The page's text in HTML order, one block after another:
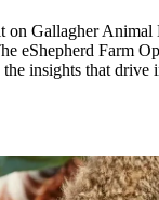
on Gallagher
eShepherd Farm
insights that